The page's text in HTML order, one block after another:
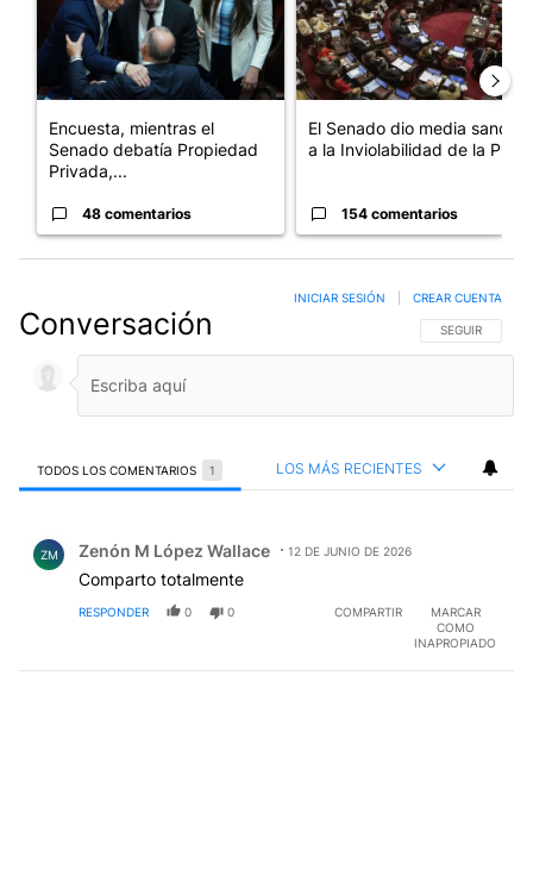
Encuesta, mientras el
Senado debatía Propiedad
Privada,...
48 comentarios
El Senado dio media sanción
a la Inviolabilidad de la P...
154 comentarios
Conversación SIGA ESTA
SEGUIR
INICIAR SESIÓN CREAR CUENTA
TODOS LOS COMENTARIOS 1 LOS MÁS RECIENTES
ZM Zenón M López Wallace 12 DE JUNIO DE 2026
Comparto totalmente
RESPONDER 0 0 COMPARTIR
MARCAR
COMO
INAPROPIADO